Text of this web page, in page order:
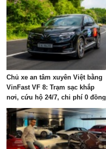
Chủ xe an tâm xuyên Việt bằng
VinFast VF 8: Trạm sạc khắp
nơi, cứu hộ 24/7, chi phí 0 đồng